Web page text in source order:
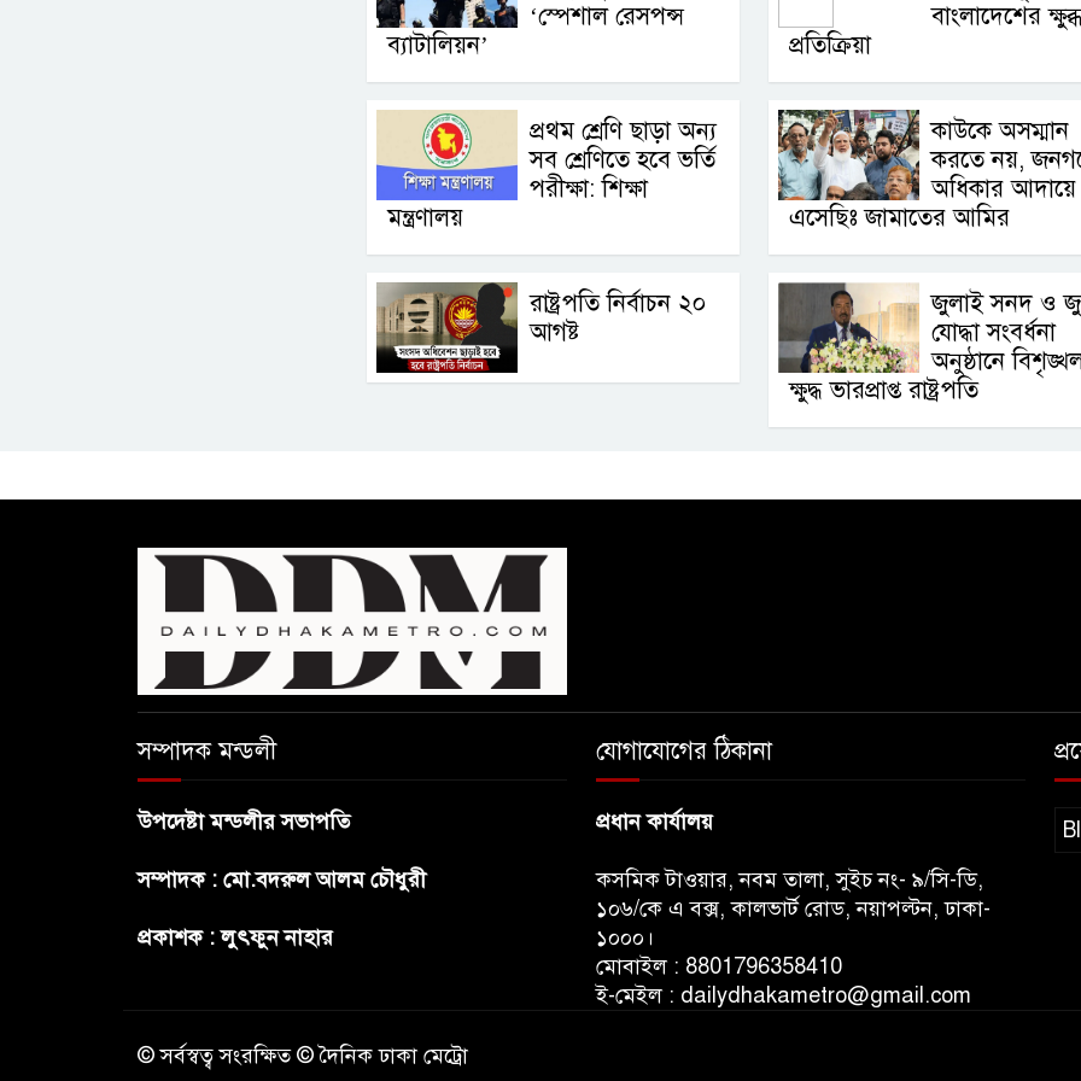
‘স্পেশাল রেসপন্স
ব্যাটালিয়ন’
বাংলাদেশের ক্ষুব্ধ
প্রতিক্রিয়া
প্রথম শ্রেণি ছাড়া অন্য
সব শ্রেণিতে হবে ভর্তি
পরীক্ষা: শিক্ষা
মন্ত্রণালয়
কাউকে অসম্মান
করতে নয়,
অধিকার আদায়ে
এসেছিঃ জামাতের আমির
রাষ্ট্রপতি নির্বাচন ২০
আগষ্ট
জুলাই সনদ ও
যোদ্ধা সংবর্ধনা
অনুষ্ঠানে
ক্ষুদ্ধ ভারপ্রাপ্ত রাষ্ট্রপতি
সম্পাদক মন্ডলী
উপদেষ্টা মন্ডলীর সভাপতি
সম্পাদক : মো.বদরুল আলম চৌধুরী
প্রকাশক : লুৎফুন নাহার
যোগাযোগের ঠিকানা
প্রধান কার্যালয়
কসমিক টাওয়ার, নবম তালা, সুইচ নং- ৯/সি-ডি,
১০৬/কে এ বক্স, কালভার্ট রোড, নয়াপল্টন, ঢাকা-
১০০০।
মোবাইল : 8801796358410
ই-মেইল : dailydhakametro@gmail.com
© সর্বস্বত্ব সংরক্ষিত © দৈনিক ঢাকা মেট্রো